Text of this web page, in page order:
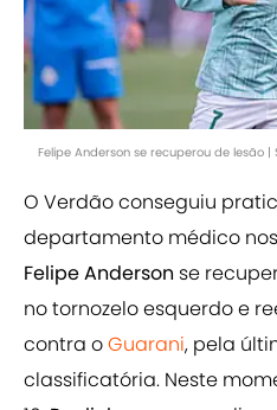
Felipe Anderson se recuperou de lesão
O Verdão conseguiu
departamento médico
Felipe Anderson se
no tornozelo esquerdo e
contra oGuarani, pela
classificatória. Neste